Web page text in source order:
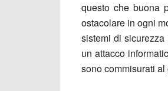
questo che buona
ostacolare in ogni
sistemi di
un attacco
sono commisurati